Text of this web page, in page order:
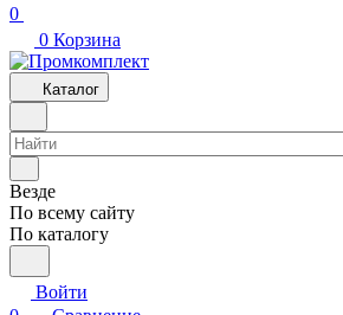
0
0 Корзина
Каталог
Везде
По всему сайту
По каталогу
Войти